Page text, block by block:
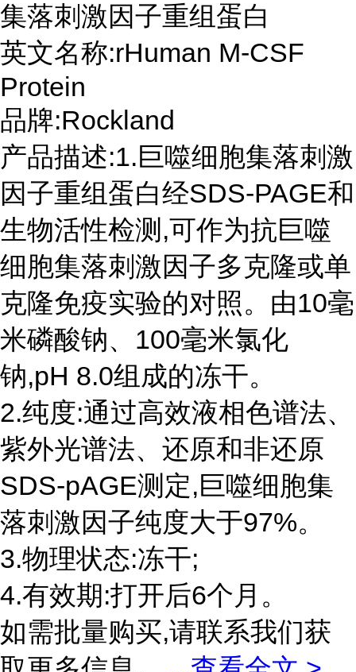
集落刺激因子重组蛋白
英文名称:rHuman M-CSF
Protein
品牌:Rockland
产品描述:1.巨噬细胞集落刺激
因子重组蛋白经SDS-PAGE和
生物活性检测,可作为抗巨噬
细胞集落刺激因子多克隆或单
克隆免疫实验的对照。由10毫
米磷酸钠、100毫米氯化
钠,pH 8.0组成的冻干。
2.纯度:通过高效液相色谱法、
紫外光谱法、还原和非还原
SDS-pAGE测定,巨噬细胞集
落刺激因子纯度大于97%。
3.物理状态:冻干;
4.有效期:打开后6个月。
如需批量购买,请联系我们获